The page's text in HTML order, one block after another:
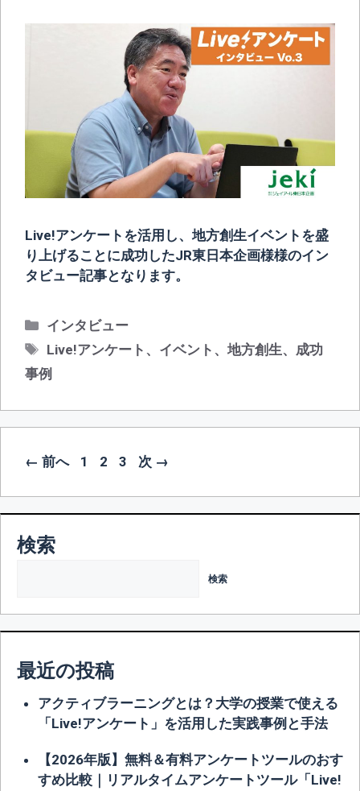
Live!アンケートを活用し、地方創生イベントを盛
り上げることに成功したJR東日本企画様様のイン
タビュー記事となります。
カ
テ
リ
インタビュー
タ
グ
Live!アンケート 、 イベント 、地方創生、 成功
事例
投
ナ
ゲ
← 前へ
ペ
ジ
1
ペ
ジ
2
ペ
ジ
3 次 →
検索
検索
最近の投稿
アクティブラーニングとは？大学の授業で使える
「Live!アンケート」を活用した実践事例と手法
【2026年版】無料＆有料アンケートツールのおす
すめ比較｜リアルタイムアンケートツール「Live!